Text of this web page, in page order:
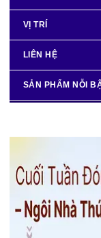
VỊ TRÍ
LIÊN HỆ
SẢN PHẨM NỖI